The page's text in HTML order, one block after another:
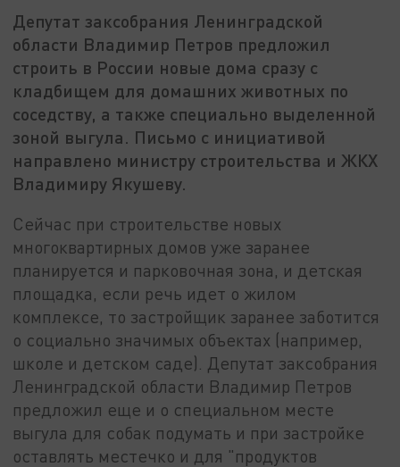
Депутат заксобрания Ленинградской
области Владимир Петров предложил
строить в России новые дома сразу с
кладбищем для домашних животных по
соседству, а также специально выделенной
зоной выгула. Письмо с инициативой
направлено министру строительства и ЖКХ
Владимиру Якушеву.
Сейчас при строительстве новых
многоквартирных домов уже заранее
планируется и парковочная зона, и детская
площадка, если речь идет о жилом
комплексе, то застройщик заранее заботится
о социально значимых объектах (например,
школе и детском саде). Депутат заксобрания
Ленинградской области Владимир Петров
предложил еще и о специальном месте
выгула для собак подумать и при застройке
оставлять местечко и для "продуктов